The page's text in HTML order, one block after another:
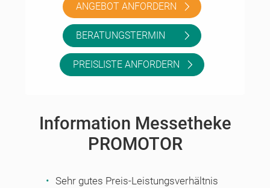
ANGEBOT ANFORDERN
BERATUNGSTERMIN
PREISLISTE ANFORDERN
Information Messetheke
PROMOTOR
Sehr gutes Preis-Leistungsverhältnis